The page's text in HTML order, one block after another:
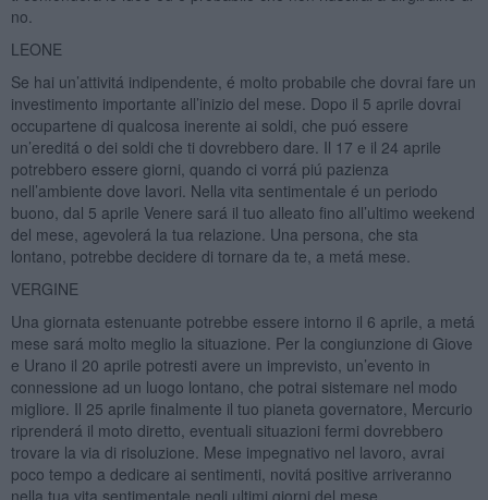
no.
LEONE
Se hai un’attivitá indipendente, é molto probabile che dovrai fare un
investimento importante all’inizio del mese. Dopo il 5 aprile dovrai
occupartene di qualcosa inerente ai soldi, che puó essere
un’ereditá o dei soldi che ti dovrebbero dare. Il 17 e il 24 aprile
potrebbero essere giorni, quando ci vorrá piú pazienza
nell’ambiente dove lavori. Nella vita sentimentale é un periodo
buono, dal 5 aprile Venere sará il tuo alleato fino all’ultimo weekend
del mese, agevolerá la tua relazione. Una persona, che sta
lontano, potrebbe decidere di tornare da te, a metá mese.
VERGINE
Una giornata estenuante potrebbe essere intorno il 6 aprile, a metá
mese sará molto meglio la situazione. Per la congiunzione di Giove
e Urano il 20 aprile potresti avere un imprevisto, un’evento in
connessione ad un luogo lontano, che potrai sistemare nel modo
migliore. Il 25 aprile finalmente il tuo pianeta governatore, Mercurio
riprenderá il moto diretto, eventuali situazioni fermi dovrebbero
trovare la via di risoluzione. Mese impegnativo nel lavoro, avrai
poco tempo a dedicare ai sentimenti, novitá positive arriveranno